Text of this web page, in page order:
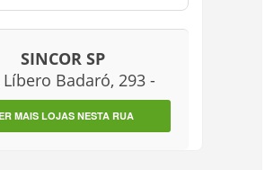
SINCOR SP
Líbero Badaró, 293 -
MAIS LOJAS NESTA RUA